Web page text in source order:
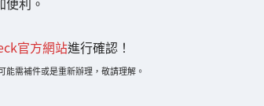
利。
官方網站進行確認！
需補件或是重新辦理，敬請理解。